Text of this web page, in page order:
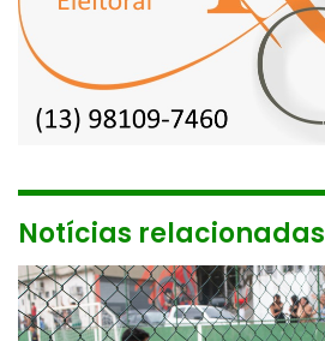
Notícias relacionadas